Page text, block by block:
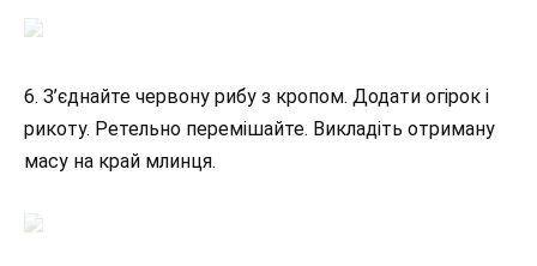
6. З’єднайте червону рибу з кропом. Додати огірок і
рикоту. Ретельно перемішайте. Викладіть отриману
масу на край млинця.